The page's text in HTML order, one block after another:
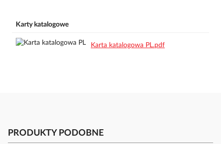
Karty katalogowe
Karta katalogowa PL.pdf
PRODUKTY PODOBNE